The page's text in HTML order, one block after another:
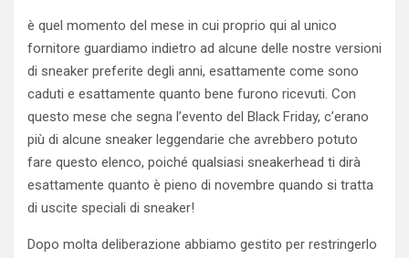
è quel momento del mese in cui proprio qui al unico
fornitore guardiamo indietro ad alcune delle nostre versioni
di sneaker preferite degli anni, esattamente come sono
caduti e esattamente quanto bene furono ricevuti. Con
questo mese che segna l’evento del Black Friday, c’erano
più di alcune sneaker leggendarie che avrebbero potuto
fare questo elenco, poiché qualsiasi sneakerhead ti dirà
esattamente quanto è pieno di novembre quando si tratta
di uscite speciali di sneaker!
Dopo molta deliberazione abbiamo gestito per restringerlo